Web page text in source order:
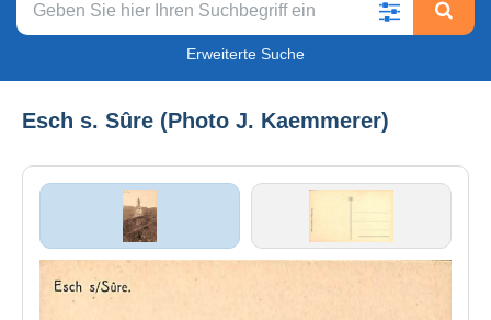
Erweiterte Suche
Esch s. Sûre (Photo J. Kaemmerer)